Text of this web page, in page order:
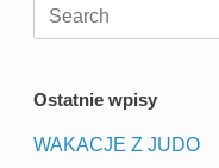
Search
for:
Ostatnie wpisy
WAKACJE Z JUDO